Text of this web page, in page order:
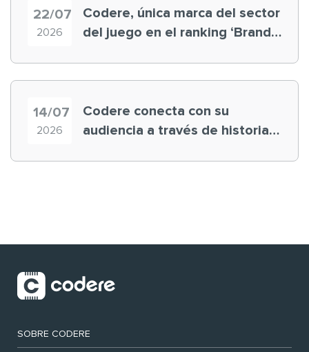
22/07
2026
Codere, única marca del sector
del juego en el ranking ‘Brand
14/07
2026
Codere conecta con su
audiencia a través de historias
SOBRE CODERE